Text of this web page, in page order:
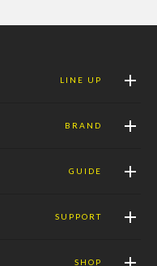
LINE UP
BRAND
GUIDE
SUPPORT
SHOP